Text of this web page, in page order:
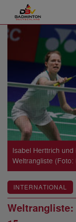
Isabel Herttrich
Weltrangliste (Foto:
INTERNATIONAL
Weltrangliste: